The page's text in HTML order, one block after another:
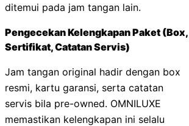
ditemui pada jam tangan lain.
Pengecekan Kelengkapan Paket (Box,
Sertifikat, Catatan Servis)
Jam tangan original hadir dengan box
resmi, kartu garansi, serta catatan
servis bila pre-owned. OMNILUXE
memastikan kelengkapan ini selalu